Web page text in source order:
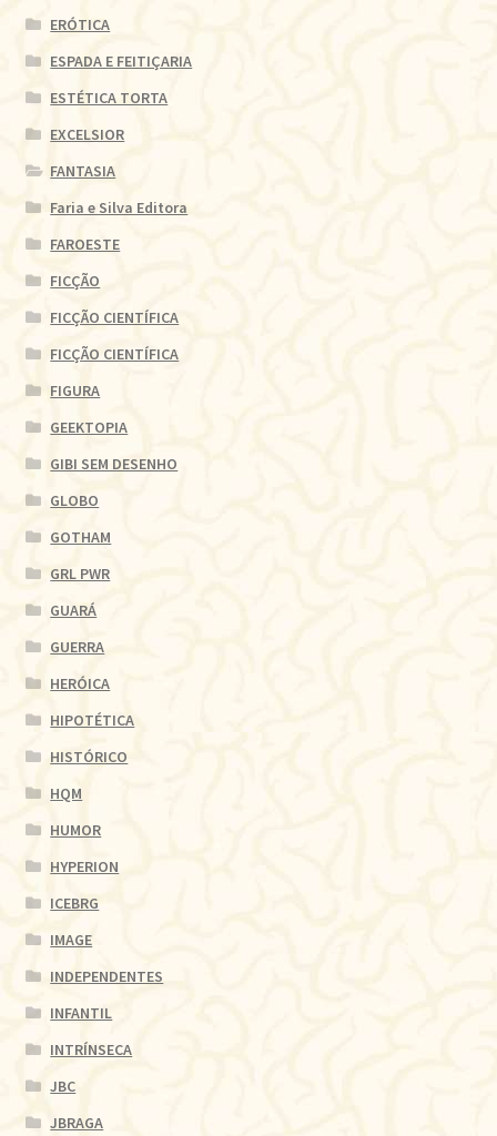
ERÓTICA
ESPADA E FEITIÇARIA
ESTÉTICA TORTA
EXCELSIOR
FANTASIA
Faria e Silva Editora
FAROESTE
FICÇÃO
FICÇÃO CIENTÍFICA
FICÇÃO CIENTÍFICA
FIGURA
GEEKTOPIA
GIBI SEM DESENHO
GLOBO
GOTHAM
GRL PWR
GUARÁ
GUERRA
HERÓICA
HIPOTÉTICA
HISTÓRICO
HQM
HUMOR
HYPERION
ICEBRG
IMAGE
INDEPENDENTES
INFANTIL
INTRÍNSECA
JBC
JBRAGA